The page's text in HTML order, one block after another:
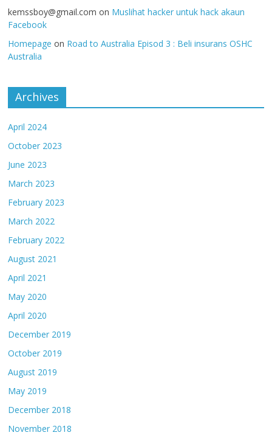
kemssboy@gmail.com on Muslihat hacker untuk hack akaun
Facebook
Homepage on Road to Australia Episod 3 : Beli insurans OSHC
Australia
Archives
April 2024
October 2023
June 2023
March 2023
February 2023
March 2022
February 2022
August 2021
April 2021
May 2020
April 2020
December 2019
October 2019
August 2019
May 2019
December 2018
November 2018